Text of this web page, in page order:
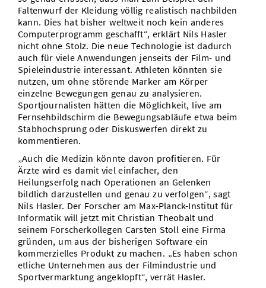
Faltenwurf der Kleidung völlig realistisch nachbilden
kann. Dies hat bisher weltweit noch kein anderes
Computerprogramm geschafft“, erklärt Nils Hasler
nicht ohne Stolz. Die neue Technologie ist dadurch
auch für viele Anwendungen jenseits der Film- und
Spieleindustrie interessant. Athleten könnten sie
nutzen, um ohne störende Marker am Körper
einzelne Bewegungen genau zu analysieren.
Sportjournalisten hätten die Möglichkeit, live am
Fernsehbildschirm die Bewegungsabläufe etwa beim
Stabhochsprung oder Diskuswerfen direkt zu
kommentieren.
„Auch die Medizin könnte davon profitieren. Für
Ärzte wird es damit viel einfacher, den
Heilungserfolg nach Operationen an Gelenken
bildlich darzustellen und genau zu verfolgen“, sagt
Nils Hasler. Der Forscher am Max-Planck-Institut für
Informatik will jetzt mit Christian Theobalt und
seinem Forscherkollegen Carsten Stoll eine Firma
gründen, um aus der bisherigen Software ein
kommerzielles Produkt zu machen. „Es haben schon
etliche Unternehmen aus der Filmindustrie und
Sportvermarktung angeklopft“, verrät Hasler.